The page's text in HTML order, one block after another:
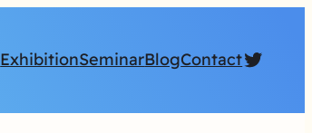
ExhibitionSeminarBlogContact